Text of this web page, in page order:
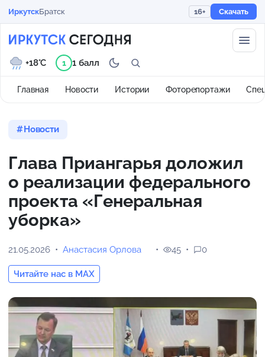
ИркутскБратск 16+ Скачать
Главная Новости Истории Фоторепортажи
+18°C 1 1 балл
Новости
Глава Приангарья доложил
о реализации федерального
проекта «Генеральная
уборка»
21.05.2026 Анастасия Орлова
Читайте нас в MAX
45 0